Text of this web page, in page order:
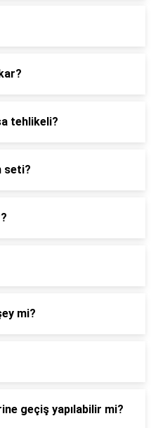
tehlikeli?
seti?
mi?
geçiş yapılabilir mi?